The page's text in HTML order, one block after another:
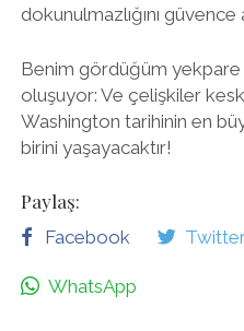
dokunulmazlığını güvence
Benim gördüğüm
oluşuyor: Ve çelişkiler
Washington tarihinin en
birini yaşayacaktır!
Paylaş:
Facebook
WhatsApp